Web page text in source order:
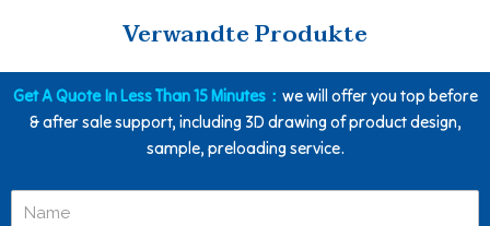
Verwandte Produkte
Get A Quote In Less Than 15 Minutes： we will offer you top before
& after sale support, including 3D drawing of product design,
sample, preloading service.